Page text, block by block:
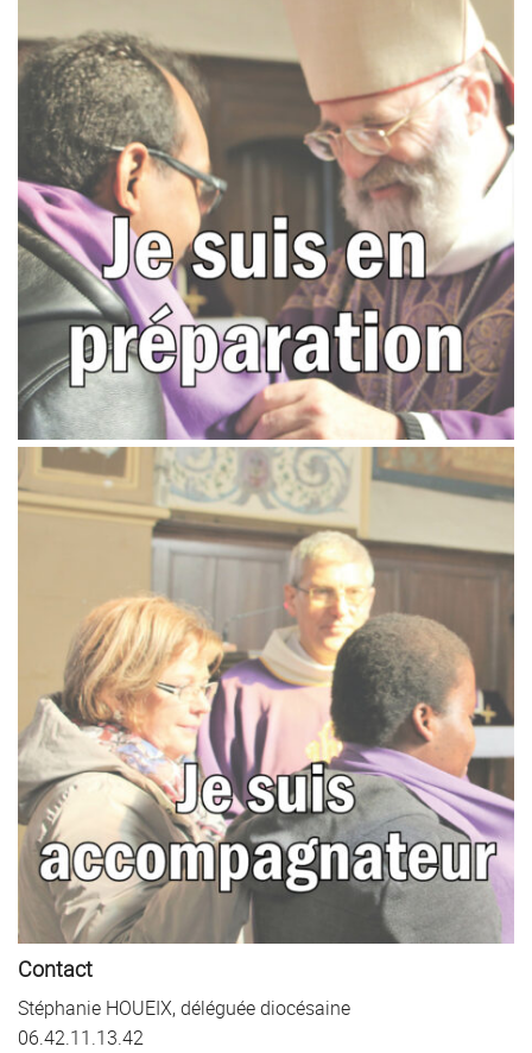
Contact
Stéphanie HOUEIX, déléguée diocésaine
06.42.11.13.42